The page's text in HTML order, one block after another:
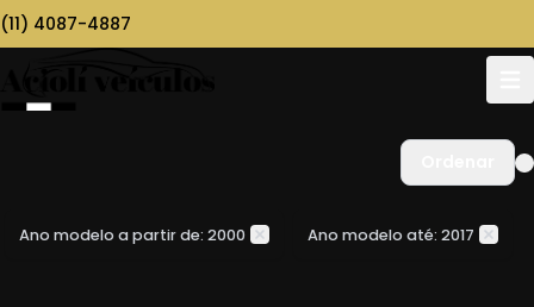
(11) 4087-4887
Ano modelo a partir de: 2000 Ano modelo até: 2017